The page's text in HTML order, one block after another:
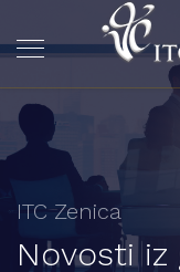
ITC Zenica
Novosti iz